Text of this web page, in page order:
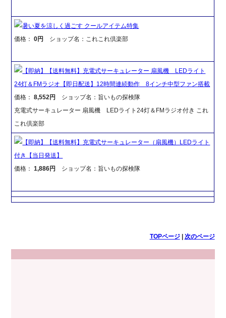
暑い夏を涼しく過ごす クールアイテム特集
価格：0円 ショップ名：これこれ倶楽部
【即納】【送料無料】充電式サーキュレーター 扇風機 LEDライト
24灯＆FMラジオ【即日配送】12時間連続動作 8インチ中型ファン搭載
価格：8,552円
ショップ名：旨いもの探検隊
充電式サーキュレーター 扇風機 LEDライト24灯＆FMラジオ付き これ
これ倶楽部
【即納】【送料無料】充電式サーキュレーター（扇風機）LEDライト
付き【当日発送】
価格：1,886円 ショップ名：旨いもの探検隊
TOPページ| 次のページ